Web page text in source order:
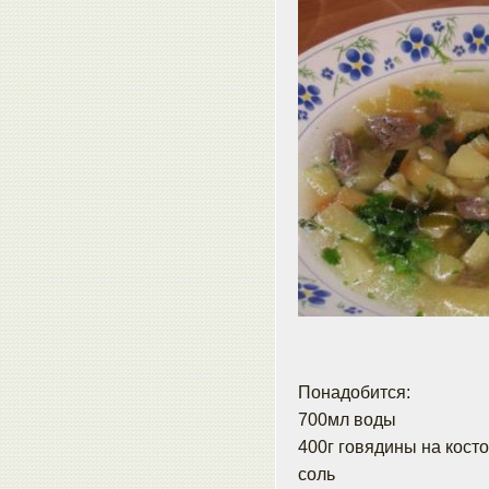
Понадобится:
700мл воды
400г говядины на
соль